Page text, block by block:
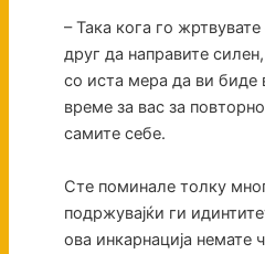
– Така кога го жртвувате
друг да направите
со иста мера да ви биде
време за вас за
самите себе.
Сте поминале толку
подржувајќи ги
ова инкарнација немате